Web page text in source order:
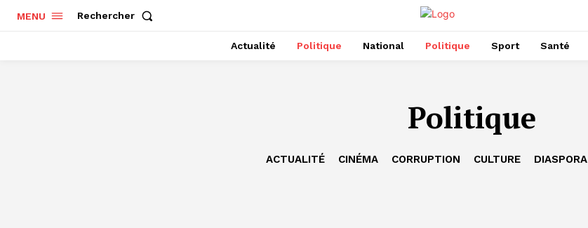
MENU Rechercher
Actualité Politique National Politique Sport Santé
Politique
ACTUALITÉ CINÉMA CORRUPTION CULTURE DIASPORA